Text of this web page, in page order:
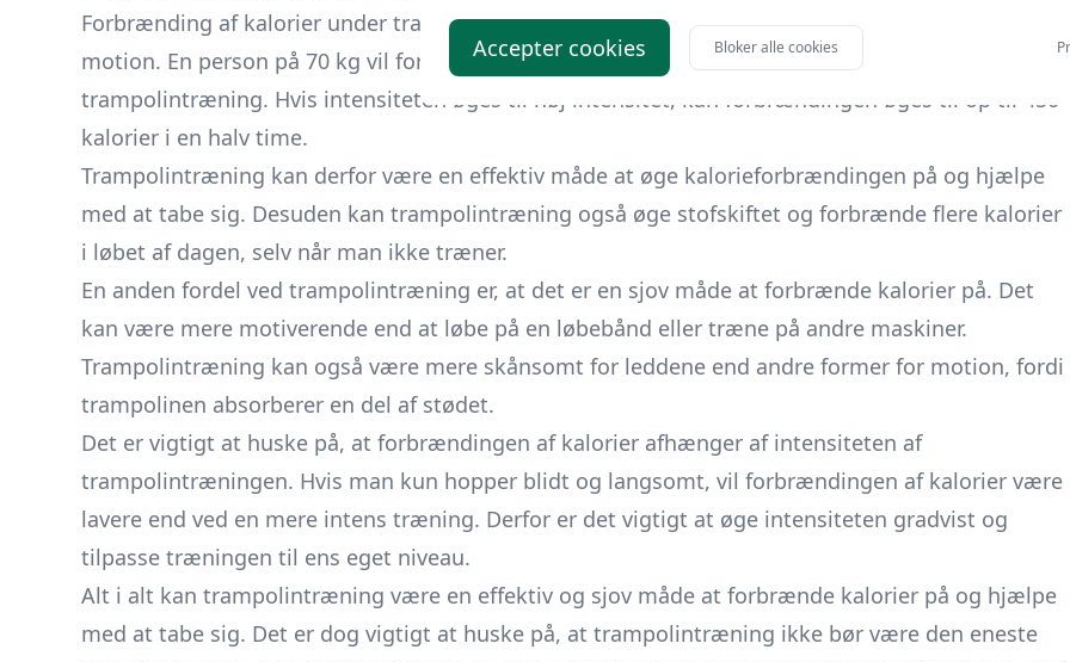
Forbrænding af kalorier under trampolintræning er en af de største fordele ved denne form for
motion. En person på 70 kg vil forbrænde cirka 210-310 kalorier i en halv times moderat
trampolintræning. Hvis intensiteten øges til høj intensitet, kan forbrændingen øges til op til 450
kalorier i en halv time.
Trampolintræning kan derfor være en effektiv måde at øge kalorieforbrændingen på og hjælpe
med at tabe sig. Desuden kan trampolintræning også øge stofskiftet og forbrænde flere kalorier
i løbet af dagen, selv når man ikke træner.
En anden fordel ved trampolintræning er, at det er en sjov måde at forbrænde kalorier på. Det
kan være mere motiverende end at løbe på en løbebånd eller træne på andre maskiner.
Trampolintræning kan også være mere skånsomt for leddene end andre former for motion, fordi
trampolinen absorberer en del af stødet.
Det er vigtigt at huske på, at forbrændingen af kalorier afhænger af intensiteten af
trampolintræningen. Hvis man kun hopper blidt og langsomt, vil forbrændingen af kalorier være
lavere end ved en mere intens træning. Derfor er det vigtigt at øge intensiteten gradvist og
tilpasse træningen til ens eget niveau.
Alt i alt kan trampolintræning være en effektiv og sjov måde at forbrænde kalorier på og hjælpe
med at tabe sig. Det er dog vigtigt at huske på, at trampolintræning ikke bør være den eneste
Accepter cookies Bloker alle cookies